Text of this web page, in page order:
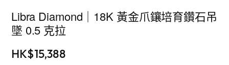
Libra Diamond｜18K 黃金爪鑲培育鑽石吊
墜 0.5 克拉
HK$15,388